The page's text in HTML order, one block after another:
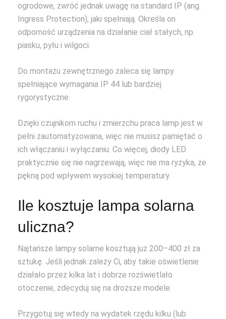
ogrodowe, zwróć jednak uwagę na standard IP (ang.
Ingress Protection), jaki spełniają. Określa on
odporność urządzenia na działanie ciał stałych, np.
piasku, pyłu i wilgoci.
Do montażu zewnętrznego zaleca się lampy
spełniające wymagania IP 44 lub bardziej
rygorystyczne.
Dzięki czujnikom ruchu i zmierzchu praca lamp jest w
pełni zautomatyzowana, więc nie musisz pamiętać o
ich włączaniu i wyłączaniu. Co więcej, diody LED
praktycznie się nie nagrzewają, więc nie ma ryzyka, że
pękną pod wpływem wysokiej temperatury.
Ile kosztuje lampa solarna
uliczna?
Najtańsze lampy solarne kosztują już 200–400 zł za
sztukę. Jeśli jednak zależy Ci, aby takie oświetlenie
działało przez kilka lat i dobrze rozświetlało
otoczenie, zdecyduj się na droższe modele.
Przygotuj się wtedy na wydatek rzędu kilku (lub